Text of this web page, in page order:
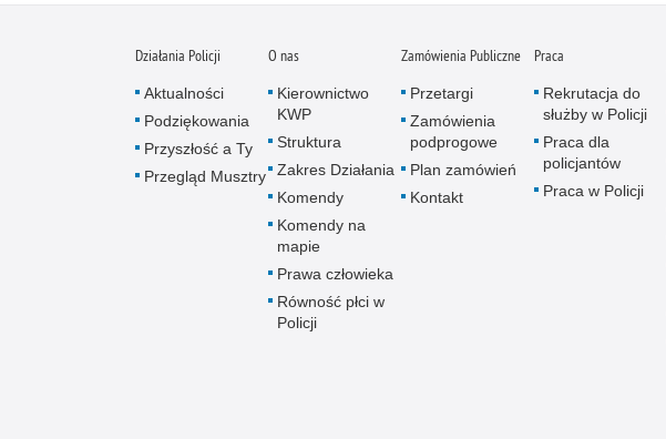
Działania Policji
Aktualności
Podziękowania
Przyszłość a Ty
Przegląd Musztry
O nas
Kierownictwo
KWP
Struktura
Zakres Działania
Komendy
Komendy na
mapie
Prawa człowieka
Równość płci w
Policji
Zamówienia Publiczne
Przetargi
Zamówienia
podprogowe
Plan zamówień
Kontakt
Praca
Rekrutacja do
służby w Policji
Praca dla
policjantów
Praca w Policji